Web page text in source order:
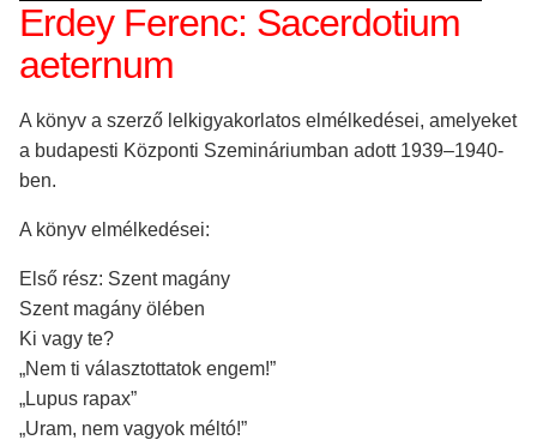
Erdey Ferenc: Sacerdotium
aeternum
A könyv a szerző lelkigyakorlatos elmélkedései, amelyeket
a budapesti Központi Szemináriumban adott 1939–1940-
ben.
A könyv elmélkedései:
Első rész: Szent magány
Szent magány ölében
Ki vagy te?
„Nem ti választottatok engem!”
„Lupus rapax”
„Uram, nem vagyok méltó!”